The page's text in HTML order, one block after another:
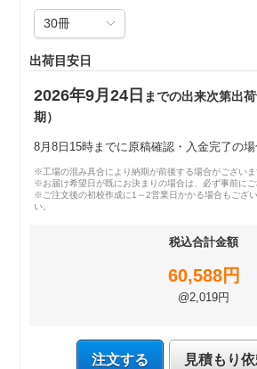
出荷目安日
2026年9月24日 までの出来次第出
期）
8月8日15時までに原稿確認・入金完了の
※工場の混み具合により納期が前後する場合がございま
※お届け希望日が既にお決まりの場合は、必ず事前にご
※ご注文後の初校作成に1～2営業日かかる場合もござ
い。
税込合計金額
60,588円
@2,019円
注文する 見積もり